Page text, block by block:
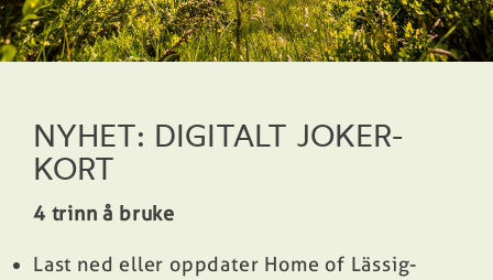
NYHET: DIGITALT JOKER-
KORT
4 trinn å bruke
Last ned eller oppdater Home of Lässig-